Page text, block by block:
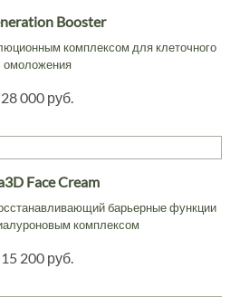
Booster
комплексом для клеточного
омоложения
28 000 руб.
Face Cream
барьерные функции
комплексом
15 200 руб.